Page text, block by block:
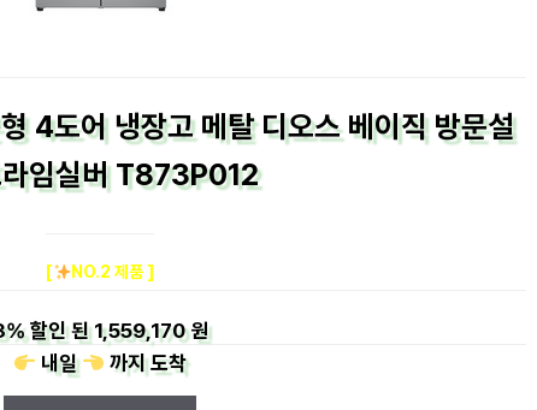
4도어 냉장고 메탈 디오스 베이직 방문설
임실버 T873P012
[ NO.2 제품 ]
할인 된1,559,170 원
내일
까지도착